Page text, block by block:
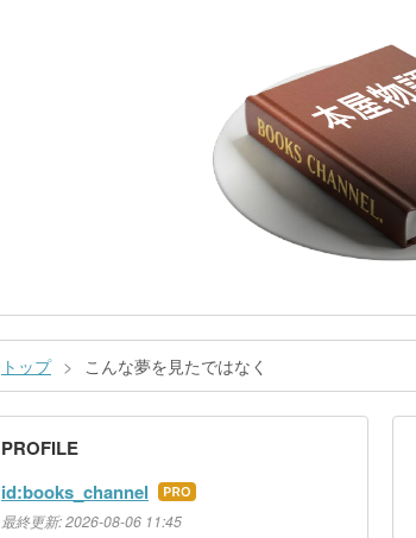
トップ > こんな夢を見たではなく
PROFILE
id:books_channel はて
なブ
最終更新:2026-08-06 11:45